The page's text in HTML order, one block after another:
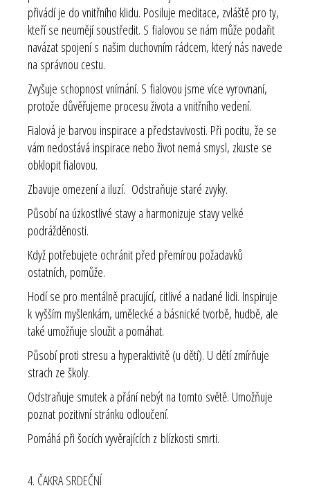
přivádí je do vnitřního klidu. Posiluje meditace, zvláště pro ty,
kteří se neumějí soustředit. S fialovou se nám může podařit
navázat spojení s našim duchovním rádcem, který nás navede
na správnou cestu.
Zvyšuje schopnost vnímání. S fialovou jsme více vyrovnaní,
protože důvěřujeme procesu života a vnitřního vedení.
Fialová je barvou inspirace a představivosti. Při pocitu, že se
vám nedostává inspirace nebo život nemá smysl, zkuste se
obklopit fialovou.
Zbavuje omezení a iluzí. Odstraňuje staré zvyky.
Působí na úzkostlivé stavy a harmonizuje stavy velké
podrážděnosti.
Když potřebujete ochránit před přemírou požadavků
ostatních, pomůže.
Hodí se pro mentálně pracující, citlivé a nadané lidi. Inspiruje
k vyšším myšlenkám, umělecké a básnické tvorbě, hudbě, ale
také umožňuje sloužit a pomáhat.
Působí proti stresu a hyperaktivitě (u dětí). U dětí zmírňuje
strach ze školy.
Odstraňuje smutek a přání nebýt na tomto světě. Umožňuje
poznat pozitivní stránku odloučení.
Pomáhá při šocích vyvěrajících z blízkosti smrti.
4. ČAKRA SRDEČNÍ